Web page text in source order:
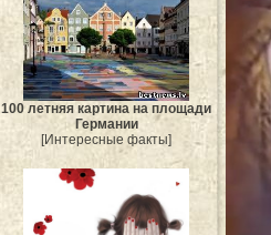
100 летняя картина на площади
Германии
[Интересные факты]